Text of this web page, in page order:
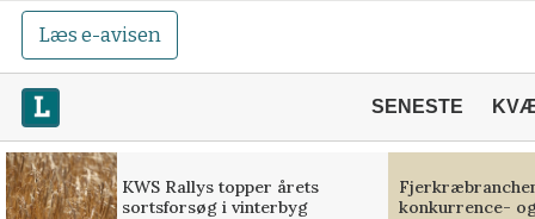
Læs e-avisen
SENESTE
KWS Rallys topper årets
sortsforsøg i vinterbyg
konkurrence-